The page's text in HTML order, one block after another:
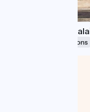
Musée du Petit
Museums & attractions